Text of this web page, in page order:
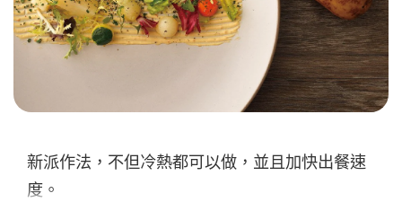
新派作法，不但冷熱都可以做，並且加快出餐速
度。